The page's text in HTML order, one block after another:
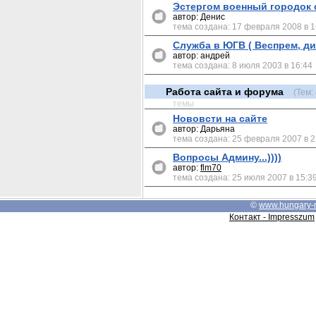
Эстергом военный городок
автор: Денис
тема создана: 17 февраля 2008 в
Служба в ЮГВ ( Веспрем,
автор: андрей
тема создана: 8 июля 2003 в 16:44
Работа сайта и форума
(Тем:
темы
Нововсти на сайте
автор: Дарьяна
тема создана: 25 февраля 2007 в
Вопросы Админу...))))
автор: flm70
тема создана: 25 июля 2007 в
© www.hungary-
Контакт - Impresszum